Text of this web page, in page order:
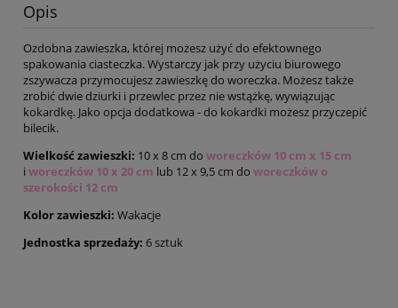
Opis
Ozdobna zawieszka, której możesz użyć do efektownego
spakowania ciasteczka. Wystarczy jak przy użyciu biurowego
zszywacza przymocujesz zawieszkę do woreczka. Możesz także
zrobić dwie dziurki i przewlec przez nie wstążkę, wywiązując
kokardkę. Jako opcja dodatkowa - do kokardki możesz przyczepić
bilecik.
Wielkość zawieszki: 10 x 8 cm do woreczków 10 cm x 15 cm
i woreczków 10 x 20 cm lub 12 x 9,5 cm do woreczków o
szerokości 12 cm
Kolor zawieszki: Wakacje
Jednostka sprzedaży: 6 sztuk